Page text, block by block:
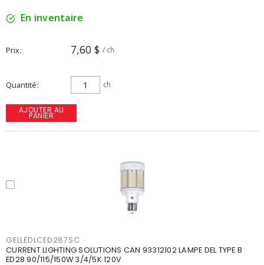
En inventaire
Prix 7,60 $ / ch
Quantité ch
AJOUTER AU
PANIER
GELLEDLCED287SC
CURRENT LIGHTING SOLUTIONS CAN 93312102 LAMPE DEL TYPE B
ED28 90/115/150W 3/4/5K 120V